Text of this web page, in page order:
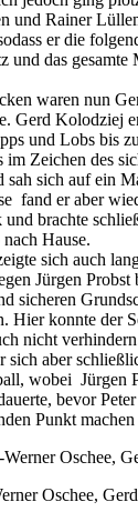
und Rainer
er die
und das gesamte
waren nun
Gerd Kolodziej
und Lobs bis
Zeichen des
sah sich auf ein
fand er aber
brachte
Hause.
sich auch
Jürgen Probst
sicheren
Hier konnte der
nicht
aber
wobei Jürgen
bevor
Punkt
Oschee,